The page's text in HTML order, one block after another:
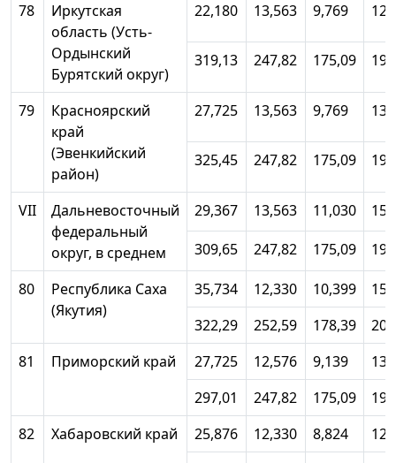
78
Иркутская
область (Усть-
Ордынский
Бурятский округ)
22,180 13,563 9,769
319,13 247,82 175,09
79
Красноярский
край
(Эвенкийский
район)
27,725 13,563 9,769
325,45 247,82 175,09
VII
Дальневосточный
федеральный
округ, в среднем
29,367 13,563 11,030
309,65
247,82 175,09
80
Республика Саха
(Якутия)
35,734 12,330 10,399
322,29
252,59 178,39
81
Приморский край 27,725 12,576 9,139
297,01
247,82 175,09
82
Хабаровский край 25,876 12,330 8,824